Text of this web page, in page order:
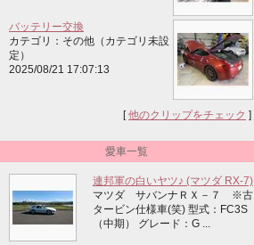
バッテリー交換
カテゴリ：その他（カテゴリ未設
定）
2025/08/21 17:07:13
[他のクリップをチェック ]
愛車一覧
連邦軍の白いヤツ♪ (マツダ RX-7)
マツダ サバンナＲＸ－７ ※古
タービン仕様車(笑) 型式：FC3S
（中期） グレード：G ...